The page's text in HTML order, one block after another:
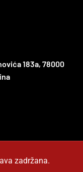
183a, 78000
zadržana.